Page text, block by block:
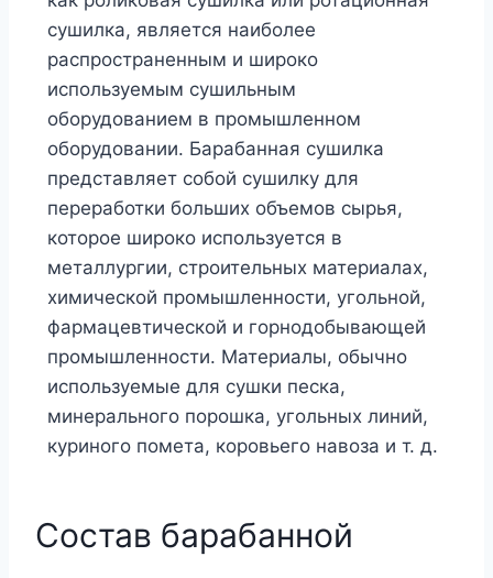
сушилка, является наиболее
распространенным и широко
используемым сушильным
оборудованием в промышленном
оборудовании. Барабанная сушилка
представляет собой сушилку для
переработки больших объемов сырья,
которое широко используется в
металлургии, строительных материалах,
химической промышленности, угольной,
фармацевтической и горнодобывающей
промышленности. Материалы, обычно
используемые для сушки песка,
минерального порошка, угольных линий,
куриного помета, коровьего навоза и т. д.
Состав барабанной